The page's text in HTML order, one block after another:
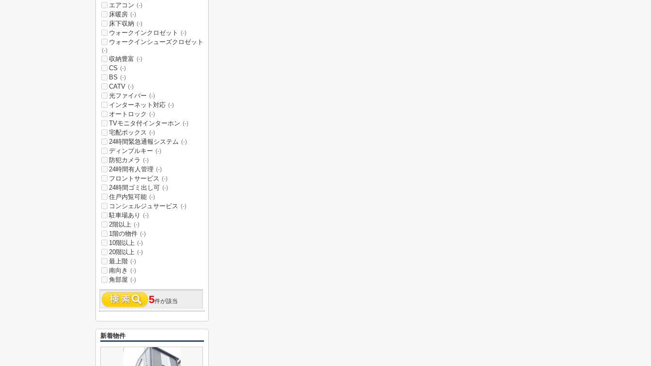
エアコン (-)
床暖房 (-)
床下収納 (-)
ウォークインクロゼット (-)
ウォークインシューズクロゼット
(-)
収納豊富 (-)
CS (-)
BS (-)
CATV (-)
光ファイバー (-)
インターネット対応 (-)
オートロック (-)
TVモニタ付インターホン (-)
宅配ボックス (-)
24時間緊急通報システム (-)
ディンプルキー (-)
防犯カメラ (-)
24時間有人管理 (-)
フロントサービス (-)
24時間ゴミ出し可 (-)
住戸内覧可能 (-)
コンシェルジュサービス (-)
駐車場あり (-)
2階以上 (-)
1階の物件 (-)
10階以上 (-)
20階以上 (-)
最上階 (-)
南向き (-)
角部屋 (-)
5件が該当
新着物件